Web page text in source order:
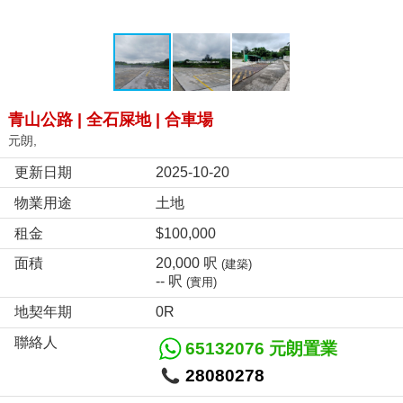
青山公路 | 全石屎地 | 合車場
元朗,
更新日期
2025-10-20
物業用途
土地
租金
$100,000
面積
20,000 呎 (建築)
-- 呎 (實用)
地契年期
0R
聯絡人
65132076 元朗置業
28080278